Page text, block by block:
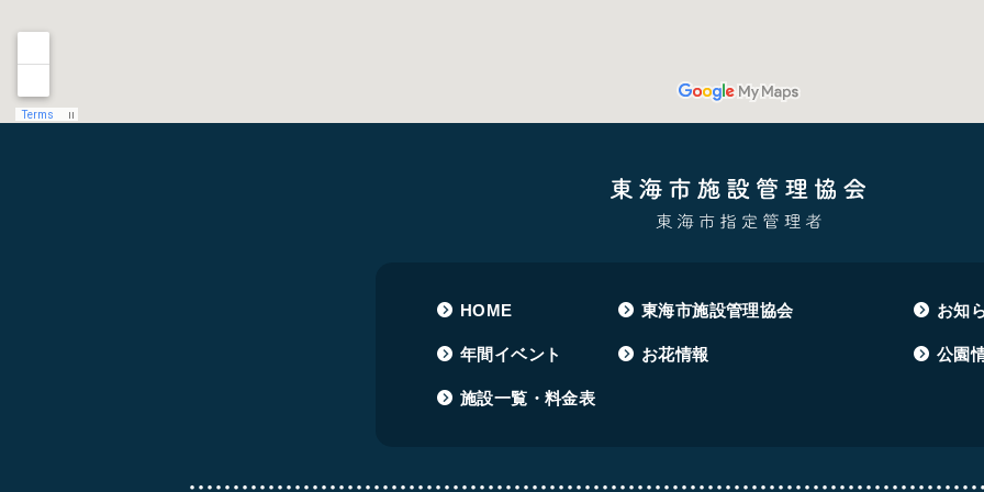
HOME 東海市施設管理協会 お知
年間イベント お花情報 公園
施設一覧・料金表